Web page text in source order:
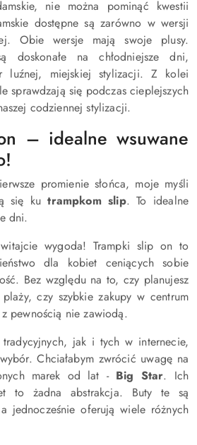
nie można pominąć kwestii
dostępne są zarówno w wersji
Obie wersje mają swoje plusy.
doskonałe na chłodniejsze dni,
luźnej, miejskiej stylizacji. Z kolei
sprawdzają się podczas cieplejszych
codziennej stylizacji.
– idealne wsuwane
promienie słońca, moje myśli
się kutrampkom slip. To idealne
dni.
wygoda! Trampki slip on to
dla kobiet ceniących sobie
Bez względu na to, czy planujesz
czy szybkie zakupy w centrum
pewnością nie zawiodą.
jak i tych w internecie,
Chciałabym zwrócić uwagę na
marek od lat - Big Star. Ich
to żadna abstrakcja. Buty te są
jednocześnie oferują wiele różnych